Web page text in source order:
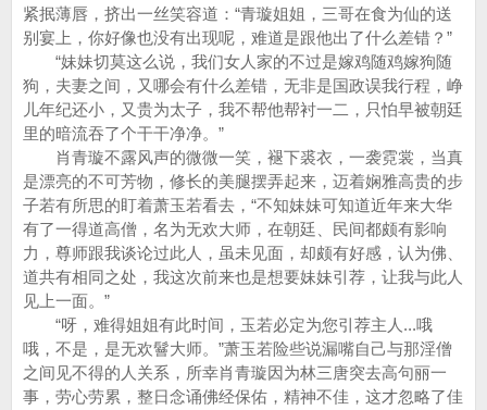
紧抿薄唇，挤出一丝笑容道：“青璇姐姐，三哥在食为仙的送
别宴上，你好像也没有出现呢，难道是跟他出了什么差错？”
“妹妹切莫这么说，我们女人家的不过是嫁鸡随鸡嫁狗随
狗，夫妻之间，又哪会有什么差错，无非是国政误我行程，峥
儿年纪还小，又贵为太子，我不帮他帮衬一二，只怕早被朝廷
里的暗流吞了个干干净净。”
肖青璇不露风声的微微一笑，褪下裘衣，一袭霓裳，当真
是漂亮的不可芳物，修长的美腿摆弄起来，迈着娴雅高贵的步
子若有所思的盯着萧玉若看去，“不知妹妹可知道近年来大华
有了一得道高僧，名为无欢大师，在朝廷、民间都颇有影响
力，尊师跟我谈论过此人，虽未见面，却颇有好感，认为佛、
道共有相同之处，我这次前来也是想要妹妹引荐，让我与此人
见上一面。”
“呀，难得姐姐有此时间，玉若必定为您引荐主人...哦
哦，不是，是无欢鬙大师。”萧玉若险些说漏嘴自己与那淫僧
之间见不得的人关系，所幸肖青璇因为林三唐突去高句丽一
事，劳心劳累，整日念诵佛经保佑，精神不佳，这才忽略了佳